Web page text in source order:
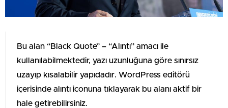
Bu alan “Black Quote” – “Alıntı” amacı ile
kullanılabilmektedir, yazı uzunluğuna göre sınırsız
uzayıp kısalabilir yapıdadır. WordPress editörü
içerisinde alıntı iconuna tıklayarak bu alanı aktif bir
hale getirebilirsiniz.